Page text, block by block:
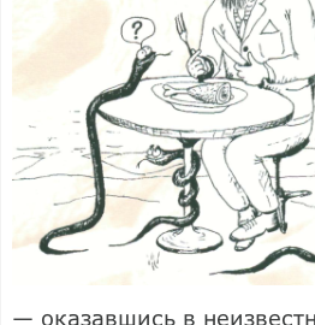
— оказавшись в